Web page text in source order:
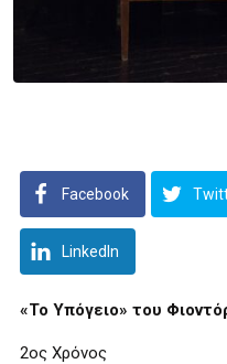
Facebook
LinkedIn
«Το Υπόγειο» του
2ος Χρόνος